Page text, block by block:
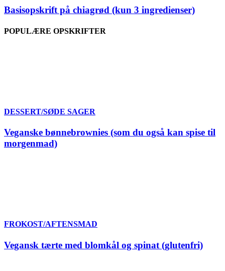
Basisopskrift på chiagrød (kun 3 ingredienser)
POPULÆRE OPSKRIFTER
DESSERT/SØDE SAGER
Veganske bønnebrownies (som du også kan spise til
morgenmad)
FROKOST/AFTENSMAD
Vegansk tærte med blomkål og spinat (glutenfri)